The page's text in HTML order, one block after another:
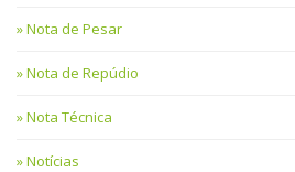
Nota de Pesar
Nota de Repúdio
Nota Técnica
Notícias